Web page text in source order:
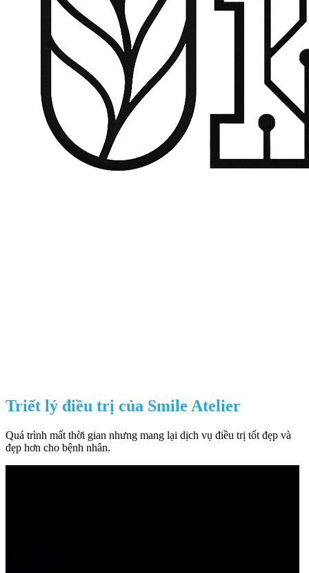
Triết lý điều trị của Smile Atelier
Quá trình mất thời gian nhưng mang lại dịch vụ điều trị tốt đẹp và
đẹp hơn cho bệnh nhân.